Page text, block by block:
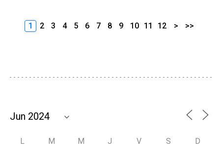
1 2 3 4 5 6 7 8 9 10 11 12 > >>
L M M J V S D